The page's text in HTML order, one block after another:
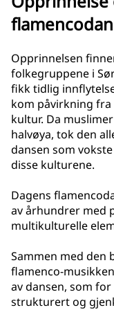
Opprinnelsen
folkegruppene i
fikk tidlig
kom påvirkning
kultur. Da
halvøya, tok den
dansen som
disse kulturene.
Dagens
av århundrer med
multikulturelle
Sammen med den
flamenco-
av dansen, som
strukturert og